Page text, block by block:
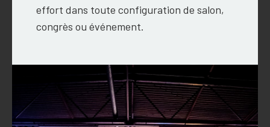
effort dans toute configuration de salon,
congrès ou événement.